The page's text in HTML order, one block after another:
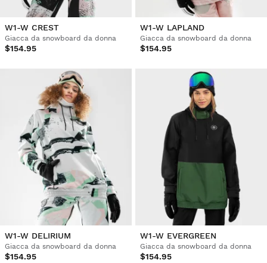
W1-W CREST
Giacca da snowboard da donna
$154.95
W1-W LAPLAND
Giacca da snowboard da donna
$154.95
W1-W DELIRIUM
Giacca da snowboard da donna
$154.95
W1-W EVERGREEN
Giacca da snowboard da donna
$154.95